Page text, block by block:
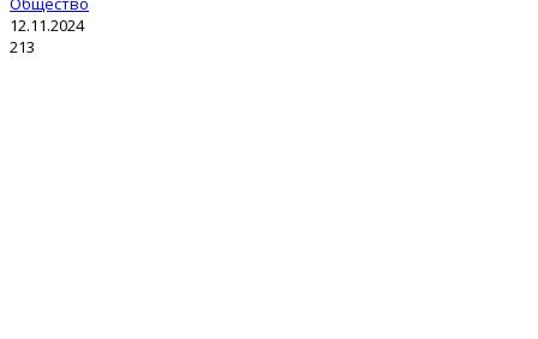
12.11.2024
213